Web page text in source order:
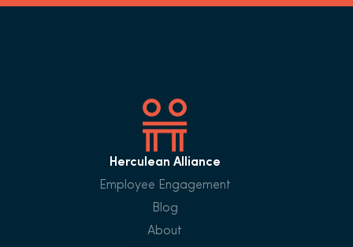
Herculean Alliance
Employee Engagement
Blog
About